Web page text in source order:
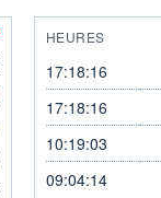
HEURES
17:18:16
17:18:16
10:19:03
09:04:14